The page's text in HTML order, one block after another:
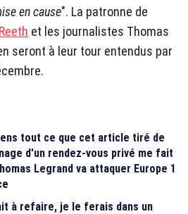
en cause". La patronne de
et les journalistes Thomas
seront à leur tour entendus par
tout ce que cet article tiré de
d'un rendez-vous privé me fait
Legrand va attaquer Europe 1
à refaire, je le ferais dans un